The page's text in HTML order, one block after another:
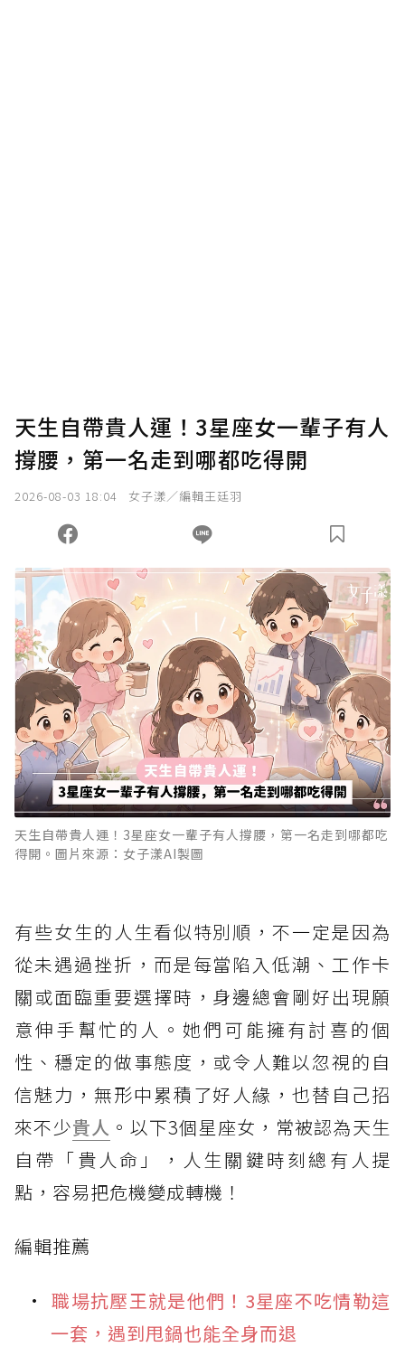
天生自帶貴人運！3星座女一輩子有人
撐腰，第一名走到哪都吃得開
2026-08-03 18:04 女子漾／編輯王廷羽
天生自帶貴人運！3星座女一輩子有人撐腰，第一名走到哪都吃
得開。圖片來源：女子漾AI製圖
有些女生的人生看似特別順，不一定是因為
從未遇過挫折，而是每當陷入低潮、工作卡
關或面臨重要選擇時，身邊總會剛好出現願
意伸手幫忙的人。她們可能擁有討喜的個
性、穩定的做事態度，或令人難以忽視的自
信魅力，無形中累積了好人緣，也替自己招
來不少貴人 。以下3個星座女，常被認為天生
自帶「貴人命」，人生關鍵時刻總有人提
點，容易把危機變成轉機！
編輯推薦
職場抗壓王就是他們！3星座不吃情勒這
一套，遇到甩鍋也能全身而退